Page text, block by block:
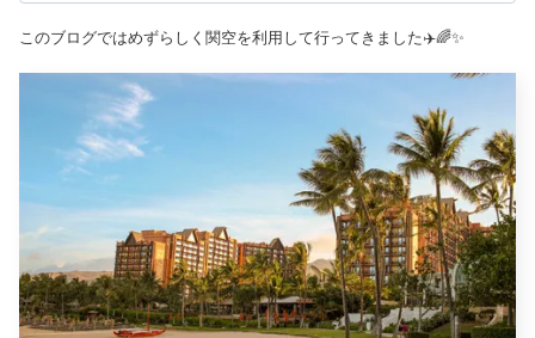
このブログではめずらしく関空を利用して行ってきました✈️🌈✨